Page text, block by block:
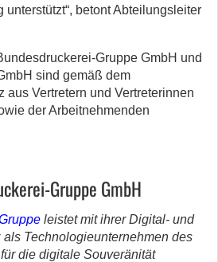
unterstützt“, betont Abteilungsleiter
Gruppe GmbH und
sind gemäß dem
aus Vertretern und Vertreterinnen
der Arbeitnehmenden
Gruppe GmbH
leistet mit ihrer Digital- und
Technologieunternehmen des
die digitale Souveränität